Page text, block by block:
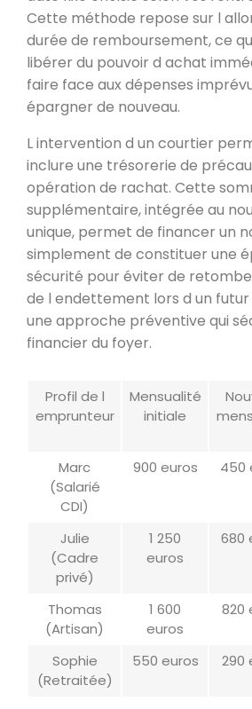
Cette méthode repose sur l
durée de remboursement, ce
libérer du pouvoir d achat
faire face aux dépenses
épargner de nouveau.
L intervention d un courtier
inclure une trésorerie de
opération de rachat. Cette
supplémentaire, intégrée au
unique, permet de financer un
simplement de constituer une
sécurité pour éviter de
de l endettement lors d un futur
une approche préventive qui
financier du foyer.
Profil de l
emprunteur
Mensualité
initiale
Marc
(Salarié
CDI)
900 euros 450
Julie
(Cadre
privé)
1 250
euros
680
Thomas
(Artisan)
1 600
euros
820
Sophie
(Retraitée)
550 euros 290